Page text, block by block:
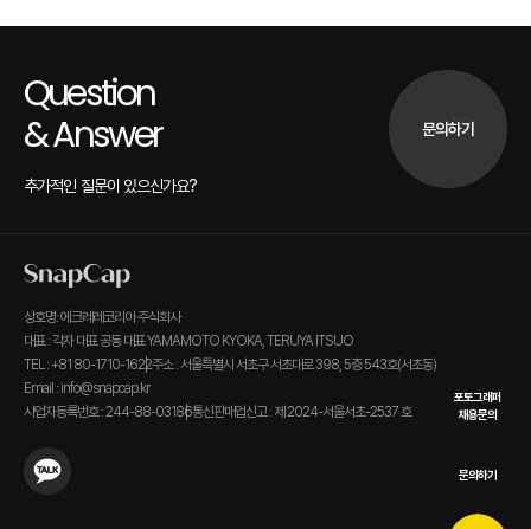
포토그래퍼
채용문의
문의하기
Question
& Answer
추가적인 질문이 있으신가요?
문의하기
상호명: 에크레레코리아 주식회사
대표 : 각자 대표 공동 대표 YAMAMOTO KYOKA, TERUYA ITSUO
TEL : +81 80-1710-1622주소 : 서울특별시 서초구 서초대로 398, 5층 543호(서초동)
Email : info@snapcap.kr
사업자등록번호 : 244-88-03186통신판매업신고 : 제 2024-서울서초-2537 호